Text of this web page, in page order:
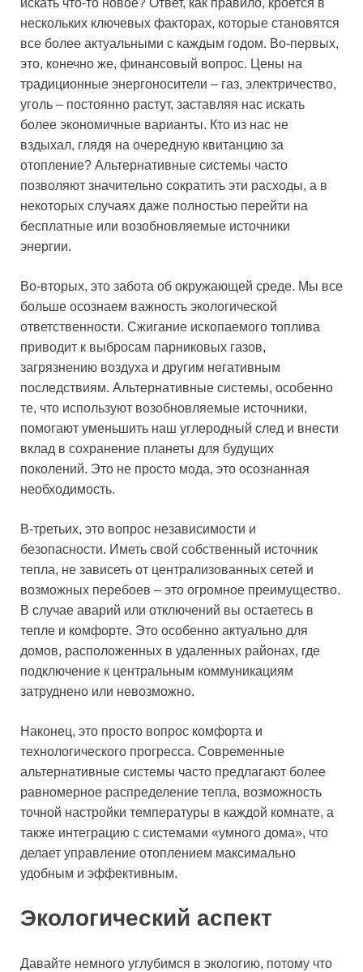
искать что-то новое? Ответ, как правило, кроется в
нескольких ключевых факторах, которые становятся
все более актуальными с каждым годом. Во-первых,
это, конечно же, финансовый вопрос. Цены на
традиционные энергоносители – газ, электричество,
уголь – постоянно растут, заставляя нас искать
более экономичные варианты. Кто из нас не
вздыхал, глядя на очередную квитанцию за
отопление? Альтернативные системы часто
позволяют значительно сократить эти расходы, а в
некоторых случаях даже полностью перейти на
бесплатные или возобновляемые источники
энергии.
Во-вторых, это забота об окружающей среде. Мы все
больше осознаем важность экологической
ответственности. Сжигание ископаемого топлива
приводит к выбросам парниковых газов,
загрязнению воздуха и другим негативным
последствиям. Альтернативные системы, особенно
те, что используют возобновляемые источники,
помогают уменьшить наш углеродный след и внести
вклад в сохранение планеты для будущих
поколений. Это не просто мода, это осознанная
необходимость.
В-третьих, это вопрос независимости и
безопасности. Иметь свой собственный источник
тепла, не зависеть от централизованных сетей и
возможных перебоев – это огромное преимущество.
В случае аварий или отключений вы остаетесь в
тепле и комфорте. Это особенно актуально для
домов, расположенных в удаленных районах, где
подключение к центральным коммуникациям
затруднено или невозможно.
Наконец, это просто вопрос комфорта и
технологического прогресса. Современные
альтернативные системы часто предлагают более
равномерное распределение тепла, возможность
точной настройки температуры в каждой комнате, а
также интеграцию с системами «умного дома», что
делает управление отоплением максимально
удобным и эффективным.
Экологический аспект
Давайте немного углубимся в экологию, потому что